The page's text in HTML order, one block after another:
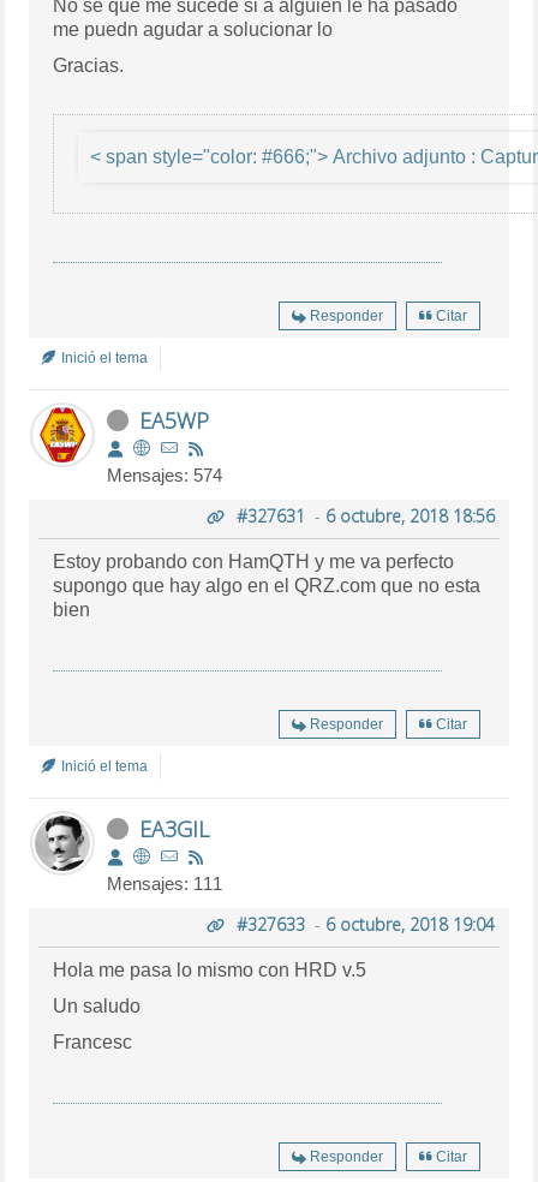
No se que me sucede si a alguien le ha pasado
me puedn agudar a solucionar lo
Gracias.
< span style="color: #666;">
Responder Citar
Inició el tema
EA5WP
Mensajes: 574
#327631 - 6 octubre, 2018 18:56
Estoy probando con HamQTH y me va perfecto
supongo que hay algo en el QRZ.com que no esta
bien
Responder Citar
Inició el tema
EA3GIL
Mensajes: 111
#327633- 6 octubre, 2018 19:04
Hola me pasa lo mismo con HRD v.5
Un saludo
Francesc
Responder Citar